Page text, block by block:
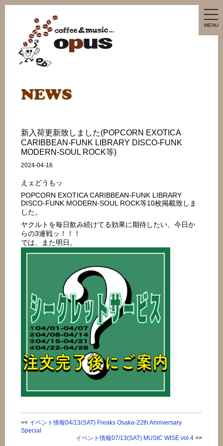
MENU
新入荷更新致しました(POPCORN EXOTICA
CARIBBEAN-FUNK LIBRARY DISCO-FUNK
MODERN-SOUL ROCK等)
2024-04-16
えェどうもッ
POPCORN EXOTICA CARIBBEAN-FUNK LIBRARY
DISCO-FUNK MODERN-SOUL ROCK等10枚掲載致しま
した。
ヤクルトを毎日飲み続けてる効果に期待したい、今日か
らの3連戦ッ！！！
では、また明日。
<< イベント情報04/13(SAT) Freaks Osaka-22th Anniversary
Special
イベント情報07/13(SAT) MUSIC WISE vol.4>>